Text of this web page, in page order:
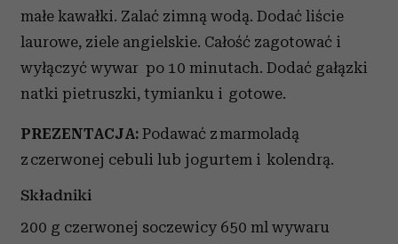
małe kawałki. Zalać zimną wodą. Dodać liście
laurowe, ziele angielskie. Całość zagotować i
wyłączyć wywar po 10 minutach. Dodać gałązki
natki pietruszki, tymianku i gotowe.
PREZENTACJA: Podawać z marmoladą
z czerwonej cebuli lub jogurtem i kolendrą.
Składniki
200 g czerwonej soczewicy 650 ml wywaru